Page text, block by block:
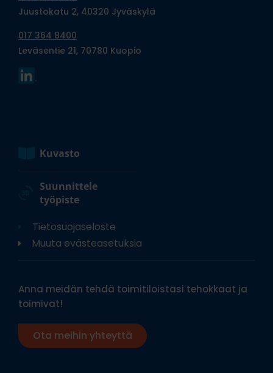
Juustokatu 2, 40320 Jyväskylä
017 364 8400
Leväsentie 21, 70780 Kuopio
Kuvasto
Suunnittele
työpiste
Tietosuojaseloste
Muuta evästeasetuksia
Anna meidän tehdä toimitiloistasi tehokkaat ja
toimivat!
Ota meihin yhteyttä